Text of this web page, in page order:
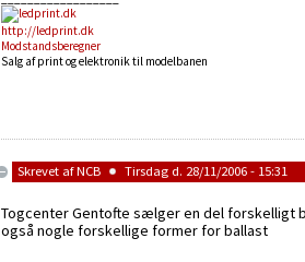
http://ledprint.dk
Modstandsberegner
Salg af print og elektronik til modelbanen
Skrevet afNCB Tirsdag d. 28/11/2006 - 15:31
Togcenter Gentofte sælger en del forskelligt
også nogle forskellige former for ballast